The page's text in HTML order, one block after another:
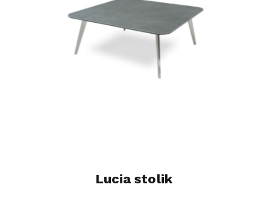
Lucia stolik